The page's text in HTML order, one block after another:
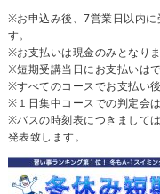
※お申込み後、7営業日以内に
す。
※お支払いは現金のみとなり
※短期受講当日にお支払いはで
※すべてのコースでお支払い
※１日集中コースでの判定会は
※バスの時刻表につきまして
発表致します。